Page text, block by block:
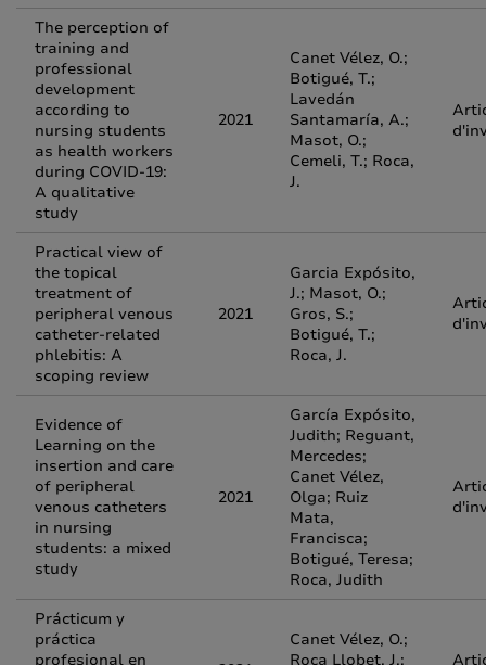
The perception of
training and
professional
development
according to
nursing students
as health workers
during COVID-19:
A qualitative
study
2021
Canet Vélez, O.;
Botigué, T.;
Lavedán
Santamaría, A.;
Masot, O.;
Cemeli, T.; Roca,
J.
Practical view of
the topical
treatment of
peripheral venous
catheter-related
phlebitis: A
scoping review
2021
Garcia Expósito,
J.; Masot, O.;
Gros, S.;
Botigué, T.;
Roca, J.
Evidence of
Learning on the
insertion and care
of peripheral
venous catheters
in nursing
students: a mixed
study
2021
García Expósito,
Judith; Reguant,
Mercedes;
Canet Vélez,
Olga; Ruiz
Mata,
Francisca;
Botigué, Teresa;
Roca, Judith
Prácticum y
práctica
profesional en
Canet Vélez, O.;
Roca Llobet, J.;